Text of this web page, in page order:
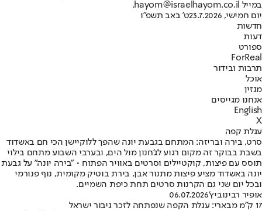
במייל hayom@israelhayom.co.il.
יום חמישי, 23.7.2026
ט' באב תשפ"ו
חדשות
דעות
ספורט
ForReal
תרבות ובידור
אוכל
מגזין
אנחנו מגייסים
English
X
עגלת קפה
סרט, בירה ובריזה: המתחם בגבעת יונה שהפך ללוקיישן הכי חם באשדוד
בשבת בבוקר זה מקום רגוע לג'חנון מול הים, ובערבי השבוע מתחם בילוי
תוסס עם פיצות, קוקטיילים וסרטים באוויר הפתוח • "בירה יונה" על גבעת
יונה באשדוד מציע פיצות מתנור אבן, בירת בוטיק מקומית, נוף פנורמי
ובכל יום שני גם הקרנות סרטים תחת כיפת השמיים.
אופיר רבינוביץ'06.07.2026
17 ק"מ מבארי: עגלת הקפה שנפתחה לזכר גיבור ישראל